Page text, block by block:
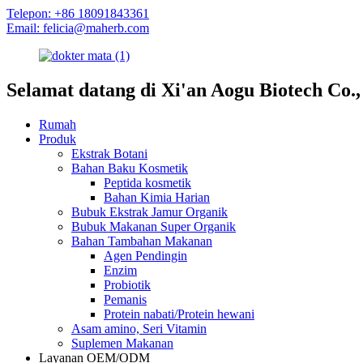
Telepon: +86 18091843361
Email: felicia@maherb.com
Selamat datang di Xi'an Aogu Biotech
Rumah
Produk
Ekstrak Botani
Bahan Baku Kosmetik
Peptida kosmetik
Bahan Kimia Harian
Bubuk Ekstrak Jamur Organik
Bubuk Makanan Super Organik
Bahan Tambahan Makanan
Agen Pendingin
Enzim
Probiotik
Pemanis
Protein nabati/Protein hewani
Asam amino, Seri Vitamin
Suplemen Makanan
Layanan OEM/ODM